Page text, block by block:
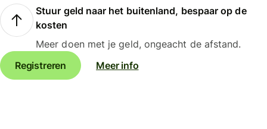
Stuur geld naar het buitenland, bespaar op de
kosten
Meer doen met je geld, ongeacht de afstand.
Registreren
Meer info